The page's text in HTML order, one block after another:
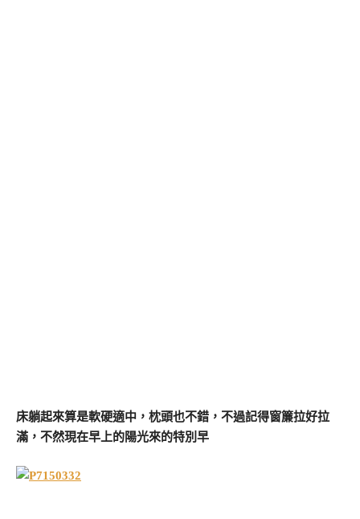
床躺起來算是軟硬適中，枕頭也不錯，不過記得窗簾拉好拉
滿，不然現在早上的陽光來的特別早